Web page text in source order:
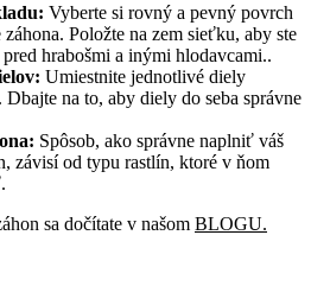
Vyberte si rovný a pevný povrch
záhona. Položte na zem sieťku, aby ste
hrabošmi a inými hlodavcami..
Umiestnite jednotlivé diely
Dbajte na to, aby diely do seba správne
Spôsob, ako správne naplniť váš
závisí od typu rastlín, ktoré v ňom
sa dočítate v našom BLOGU.